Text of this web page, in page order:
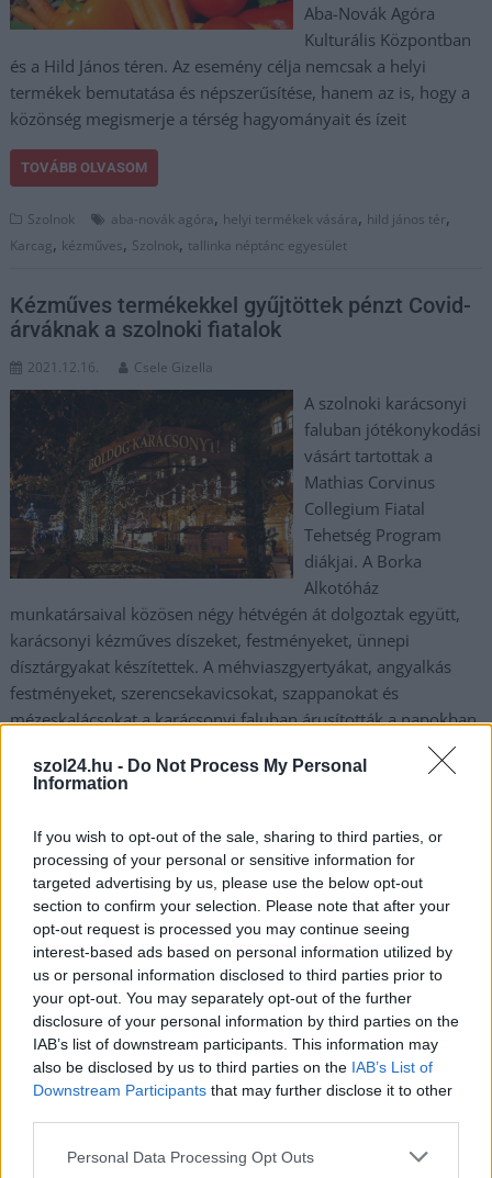
szol24.hu - Do Not Process My Personal
Information
If you wish to opt-out of the sale, sharing to third parties, or
processing of your personal or sensitive information for
targeted advertising by us, please use the below opt-out
section to confirm your selection. Please note that after your
opt-out request is processed you may continue seeing
interest-based ads based on personal information utilized by
us or personal information disclosed to third parties prior to
your opt-out. You may separately opt-out of the further
disclosure of your personal information by third parties on the
IAB’s list of downstream participants. This information may
also be disclosed by us to third parties on the IAB’s List of
Downstream Participants that may further disclose it to other
Please note that this website/app uses one or more Google
Personal Data Processing Opt Outs
Aba-Novák Agóra
Kulturális Központban
és a Hild János téren. Az esemény célja nemcsak a helyi
termékek bemutatása és népszerűsítése, hanem az is, hogy a
közönség megismerje a térség hagyományait és ízeit
TOVÁBB OLVASOM
Szolnok aba-novák agóra, helyi termékek vására, hild jános tér,
Karcag, kézműves, Szolnok, tallinka néptánc egyesület
Kézműves termékekkel gyűjtöttek pénzt Covid-
árváknak a szolnoki fiatalok
2021.12.16. Csele Gizella
A szolnoki karácsonyi
faluban jótékonykodási
vásárt tartottak a
Mathias Corvinus
Collegium Fiatal
Tehetség Program
diákjai. A Borka
Alkotóház
munkatársaival közösen négy hétvégén át dolgoztak együtt,
karácsonyi kézműves díszeket, festményeket, ünnepi
dísztárgyakat készítettek. A méhviaszgyertyákat, angyalkás
festményeket, szerencsekavicsokat, szappanokat és
mézeskalácsokat a karácsonyi faluban árusították a napokban
a fiatalok. A pénzadományokat szolnoki covid-árváknak
ajánlották fel.
Szolnok kézműves